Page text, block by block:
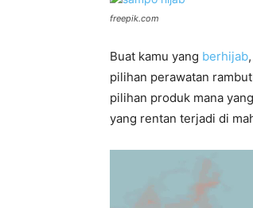
freepik.com
Buat kamu yang berhijab
pilihan perawatan
pilihan produk mana
yang rentan terjadi di